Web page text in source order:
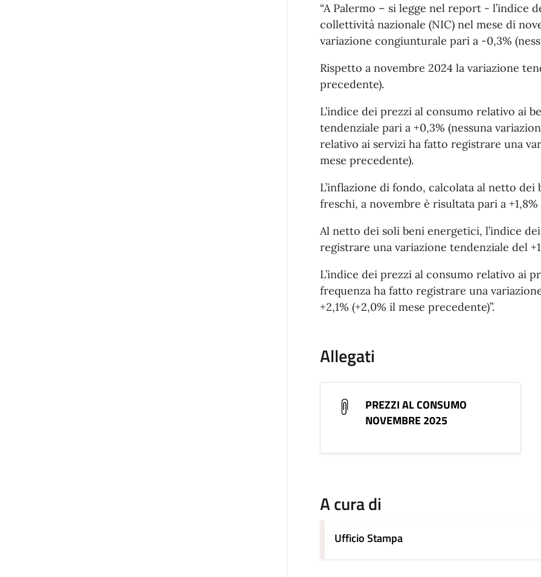
“A Palermo – si legge nel report - l’indice
collettività nazionale (NIC) nel mese di
variazione congiunturale pari a -0,3%
Rispetto a novembre 2024 la variazione
precedente).
L’indice dei prezzi al consumo relativo ai
tendenziale pari a +0,3% (nessuna
relativo ai servizi ha fatto registrare una
mese precedente).
L’inflazione di fondo, calcolata al netto
freschi, a novembre è risultata pari a
Al netto dei soli beni energetici, l’indice
registrare una variazione tendenziale del
L’indice dei prezzi al consumo relativo ai
frequenza ha fatto registrare una
+2,1% (+2,0% il mese precedente)”.
Allegati
PREZZI AL CONSUMO
NOVEMBRE 2025
A cura di
Ufficio Stampa